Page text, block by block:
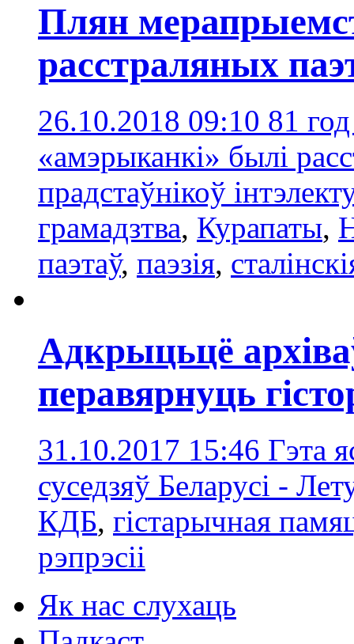
Плян
расстраляных
26.10.2018 09:10 81
«амэрыканкі» былі
прадстаўнікоў
грамадзтва, Курапаты,
паэтаў, паэзія,
Адкрыцьцё
перавярнуць
31.10.2017 15:46 Гэта
суседзяў Беларусі -
КДБ, гістарычная
рэпрэсіі
Як нас слухаць